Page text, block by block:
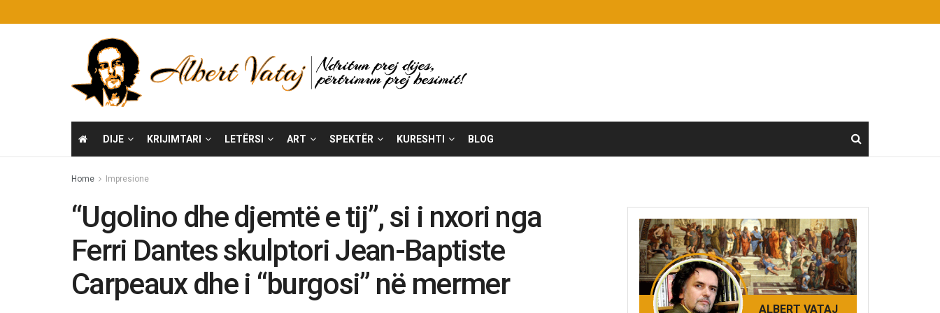
DIJE KRIJIMTARI LETËRSI ART SPEKTËR KURESHTI BLOG
Home Impresione
“Ugolino dhe djemtë e tij”, si i nxori nga
Ferri Dantes skulptori Jean-Baptiste
Carpeaux dhe i “burgosi” në mermer
ALBERT VATAJ